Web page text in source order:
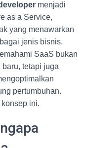
menjadi
as a Service,
yang menawarkan
jenis bisnis.
SaaS bukan
tetapi juga
pertumbuhan.
ini.